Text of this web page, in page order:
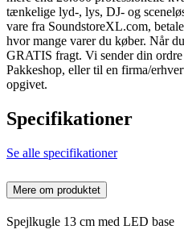
tænkelige lyd-, lys, DJ- og
vare fra SoundstoreXL.com,
hvor mange varer du køber. Når
GRATIS fragt. Vi sender din
Pakkeshop, eller til en firma/
opgivet.
Specifikationer
Se alle specifikationer
Mere om produktet
Spejlkugle 13 cm med LED base